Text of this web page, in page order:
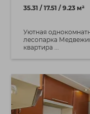
35.31 / 17.51 / 9.23 м²
Уютная
лесопарка
квартира ...